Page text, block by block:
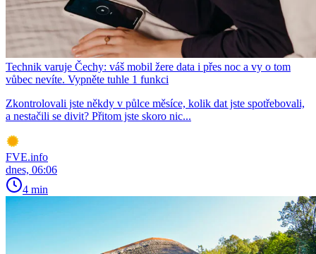
Technik varuje Čechy: váš mobil žere data i přes noc a vy o tom
vůbec nevíte. Vypněte tuhle 1 funkci
Zkontrolovali jste někdy v půlce měsíce, kolik dat jste spotřebovali,
a nestačili se divit? Přitom jste skoro nic...
FVE.info
dnes, 06:06
4 min